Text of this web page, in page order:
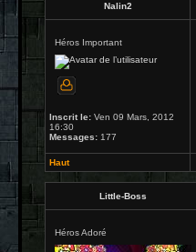
Nalin2
Héros Important
Inscrit le: Ven 09 Mars, 2012
16:30
Messages: 177
Haut
Little-Boss
Héros Adoré